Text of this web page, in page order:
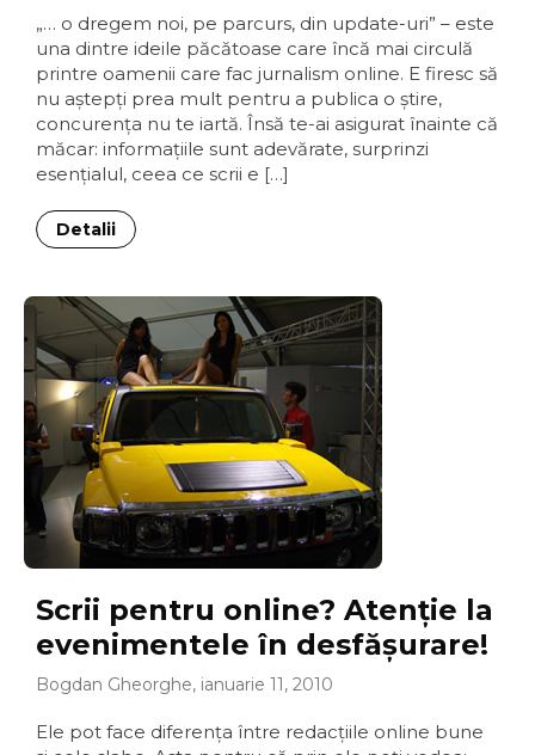
„… o dregem noi, pe parcurs, din update-uri” – este
una dintre ideile păcătoase care încă mai circulă
printre oamenii care fac jurnalism online. E firesc să
nu aştepţi prea mult pentru a publica o ştire,
concurenţa nu te iartă. Însă te-ai asigurat înainte că
măcar: informaţiile sunt adevărate, surprinzi
esenţialul, ceea ce scrii e […]
Detalii
Scrii pentru online? Atenţie la
evenimentele în desfăşurare!
Bogdan Gheorghe, ianuarie 11, 2010
Ele pot face diferenţa între redacţiile online bune